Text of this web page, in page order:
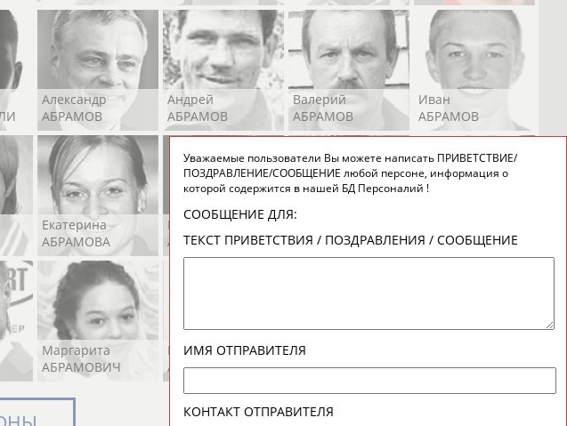
Александр
АБРАМОВ
Андрей
АБРАМОВ
Валерий
АБРАМОВ
Иван
АБРАМОВ
Екатерина
АБРАМОВА
Екатерина
АБРАМОВА
Ирина
АБРАМОВА
АБРАМОВА
Маргарита
АБРАМОВИЧ
Иракли
АБРАМЯН
Осеп
АБРАМЯН
АБРАРОВ
Уважаемые пользователи Вы можете написать ПРИВЕТСТВИЕ/
ПОЗДРАВЛЕНИЕ/СООБЩЕНИЕ любой персоне, информация о
которой содержится в нашей БД Персоналий !
СООБЩЕНИЕ ДЛЯ:
ТЕКСТ ПРИВЕТСТВИЯ / ПОЗДРАВЛЕНИЯ / СООБЩЕНИЕ
ИМЯ ОТПРАВИТЕЛЯ
КОНТАКТ ОТПРАВИТЕЛЯ